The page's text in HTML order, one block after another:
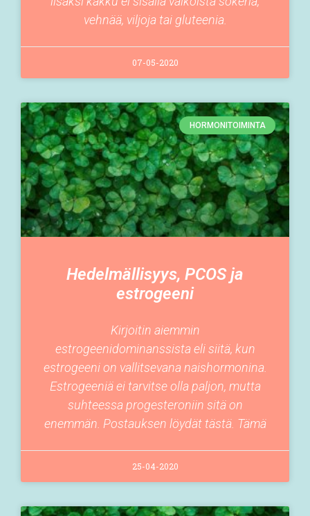
vehnää, viljoja tai gluteenia.
07-05-2020
HORMONITOIMINTA
Hedelmällisyys, PCOS ja
estrogeeni
Kirjoitin aiemmin
estrogeenidominanssista eli siitä, kun
estrogeeni on vallitsevana naishormonina.
Estrogeeniä ei tarvitse olla paljon, mutta
suhteessa progesteroniin sitä on
enemmän. Postauksen löydät tästä. Tämä
25-04-2020